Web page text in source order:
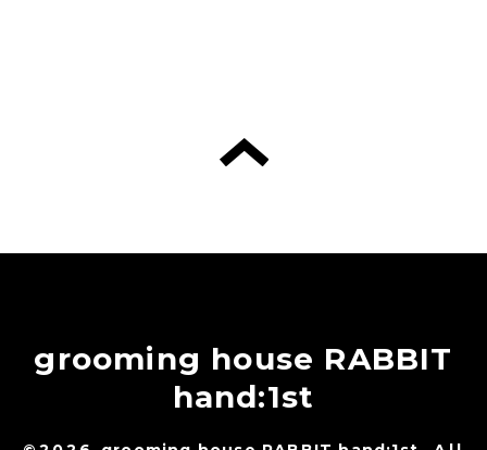
grooming house RABBIT
hand:1st